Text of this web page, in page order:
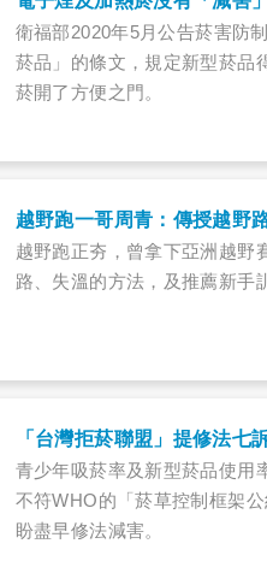
衛福部2020年5月公告菸害防
菸品」的條文，規定新型菸品
菸開了方便之門。
越野跑一哥周青：傳授越野
越野跑正夯，曾拿下亞洲越野
路、失溫的方法，及推薦新手
「台灣拒菸聯盟」提修法七
青少年吸菸率及新型菸品使用
不符WHO的「菸草控制框架
盼盡早修法減害。